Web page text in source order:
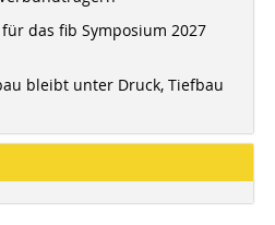
das fib Symposium 2027
bleibt unter Druck, Tiefbau